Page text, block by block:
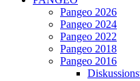
Pangeo 2026
Pangeo 2024
Pangeo 2022
Pangeo 2018
Pangeo 2016